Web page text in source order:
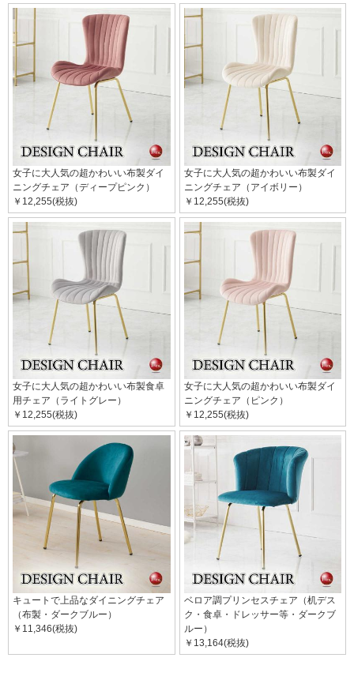
女子に大人気の超かわいい布製ダイ
ニングチェア（ディープピンク）
￥12,255(税抜)
女子に大人気の超かわいい布製ダイ
ニングチェア（アイボリー）
￥12,255(税抜)
女子に大人気の超かわいい布製食卓
用チェア（ライトグレー）
￥12,255(税抜)
女子に大人気の超かわいい布製ダイ
ニングチェア（ピンク）
￥12,255(税抜)
キュートで上品なダイニングチェア
（布製・ダークブルー）
￥11,346(税抜)
ベロア調プリンセスチェア（机デス
ク・食卓・ドレッサー等・ダークブ
ルー）
￥13,164(税抜)